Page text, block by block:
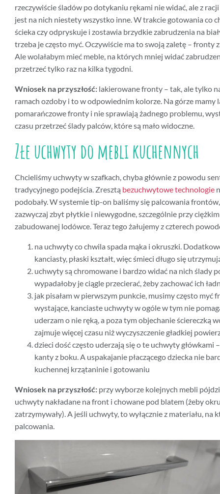
rzeczywiście śladów po dotykaniu rękami nie widać, ale z
jest na nich niestety wszystko inne. W trakcie gotowania co
ścieka czy odpryskuje i zostawia brzydkie zabrudzenia na
trzeba je często myć. Oczywiście ma to swoją zaletę – fronty
Ale wolałabym mieć meble, na których mniej widać
przetrzeć tylko raz na kilka tygodni.
Wniosek na przyszłość: lakierowane fronty – tak, ale tylko
ramach ozdoby i to w odpowiednim kolorze. Na górze mamy
pomarańczowe fronty i nie sprawiają żadnego problemu,
czasu przetrzeć ślady palców, które są mało widoczne.
Złe uchwyty do mebli kuchennych
Chcieliśmy uchwyty w szafkach, chyba głównie z powodu
tradycyjnego podejścia. Zresztą bezuchwytowe technologie
podobały. W systemie tip-on baliśmy się palcowania
zazwyczaj zbyt płytkie i niewygodne, szczególnie przy
zabudowanej lodówce. Teraz tego żałujemy z czterech
na uchwyty co chwila spada mąka i okruszki.
kanciasty, płaski kształt, więc śmieci długo się
uchwyty są chromowane i bardzo widać na nich ślady
wypadałoby je ciągle przecierać, żeby zachować ich
jak pisałam w pierwszym punkcie, musimy często myć
wystające, kanciaste uchwyty w ogóle w tym nie
uderzam o nie ręką, a poza tym objechanie ściereczką
zajmuje więcej czasu niż wyczyszczenie gładkiej
dzieci dość często uderzają się o te uchwyty główkami
kanty z boku. A uspakajanie płaczącego dziecka nie
kuchennej krzątaninie i gotowaniu
Wniosek na przyszłość: przy wyborze kolejnych mebli
uchwyty nakładane na front i chowane pod blatem (żeby
zatrzymywały). A jeśli uchwyty, to wyłącznie z materiału, na
palcowania.